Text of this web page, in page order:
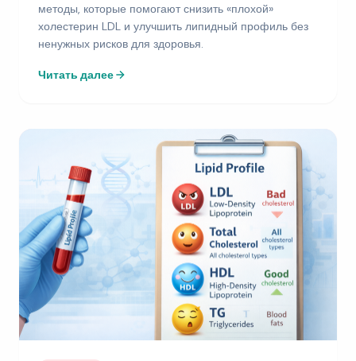
методы, которые помогают снизить «плохой»
холестерин LDL и улучшить липидный профиль без
ненужных рисков для здоровья.
Читать далее